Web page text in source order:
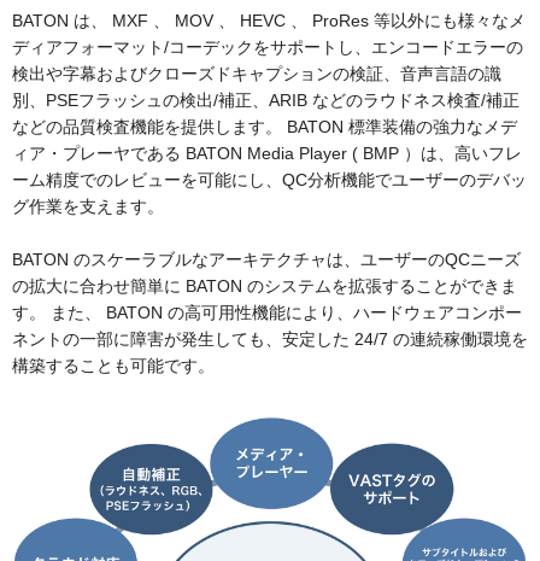
BATON は、 MXF 、 MOV 、 HEVC 、 ProRes 等以外にも様々なメ
ディアフォーマット/コーデックをサポートし、エンコードエラーの
検出や字幕およびクローズドキャプションの検証、音声言語の識
別、PSEフラッシュの検出/補正、ARIB などのラウドネス検査/補正
などの品質検査機能を提供します。 BATON 標準装備の強力なメデ
ィア・プレーヤである BATON Media Player ( BMP ）は、高いフレ
ーム精度でのレビューを可能にし、QC分析機能でユーザーのデバッ
グ作業を支えます。
BATON のスケーラブルなアーキテクチャは、ユーザーのQCニーズ
の拡大に合わせ簡単に BATON のシステムを拡張することができま
す。 また、 BATON の高可用性機能により、ハードウェアコンポー
ネントの一部に障害が発生しても、安定した 24/7 の連続稼働環境を
構築することも可能です。